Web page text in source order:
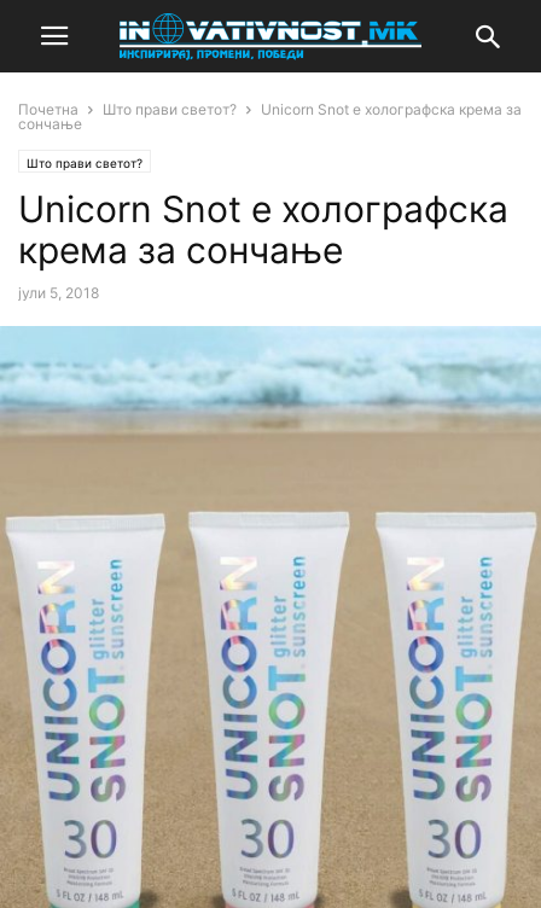
Почетна Што прави светот?
Unicorn Snot е холографска крема за
сончање
Што прави светот?
Unicorn Snot е холографска
крема за сончање
јули 5, 2018